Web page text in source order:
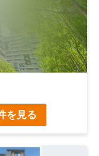
を見る